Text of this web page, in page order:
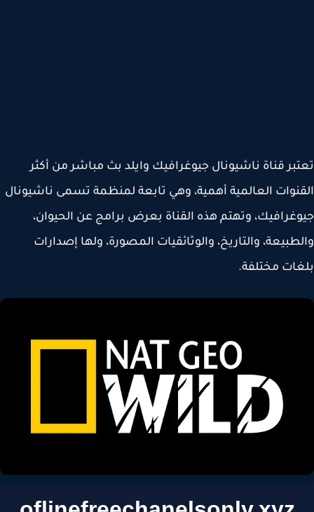
قناة ناشيونال جيوغرافيك وايلد بث مباشر من أكثر
العالمية أهمية، وهي تابعة لمنظمة تسمى ناشيونال
وتهتم هذه القناة بعرض برامج عن الحيوان،
والتاريخ، والوثائقيات المصورة، ولها إصدارات
مختلفة.